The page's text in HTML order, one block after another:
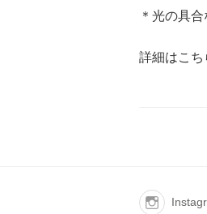
＊光の具
詳細は